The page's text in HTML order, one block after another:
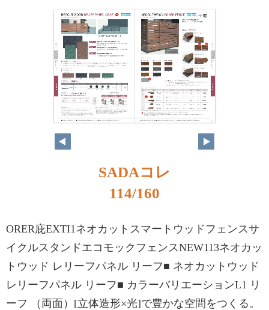
SADAコレ
114/160
ORER庇EXTI1ネオカットスマートウッドフェンスサ
イクルスタンドエコモックフェンスNEW113ネオカッ
トウッド レリーフパネル リーフ■ ネオカットウッド
レリーフパネル リーフ■ カラーバリエーションL1 リ
ーフ （両面）[立体造形×光]で豊かな空間をつくる。